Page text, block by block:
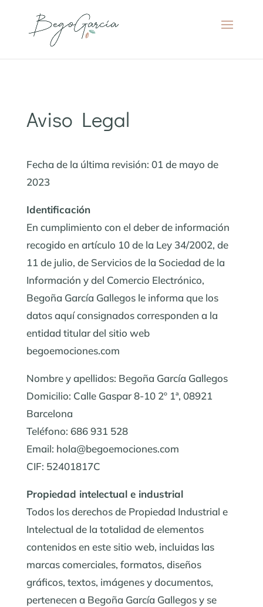
Aviso Legal
Fecha de la última revisión: 01 de mayo de
2023
Identificación
En cumplimiento con el deber de información
recogido en artículo 10 de la Ley 34/2002, de
11 de julio, de Servicios de la Sociedad de la
Información y del Comercio Electrónico,
Begoña García Gallegos le informa que los
datos aquí consignados corresponden a la
entidad titular del sitio web
begoemociones.com
Nombre y apellidos: Begoña García Gallegos
Domicilio: Calle Gaspar 8-10 2º 1ª, 08921
Barcelona
Teléfono: 686 931 528
Email: hola@begoemociones.com
CIF: 52401817C
Propiedad intelectual e industrial
Todos los derechos de Propiedad Industrial e
Intelectual de la totalidad de elementos
contenidos en este sitio web, incluidas las
marcas comerciales, formatos, diseños
gráficos, textos, imágenes y documentos,
pertenecen a Begoña García Gallegos y se